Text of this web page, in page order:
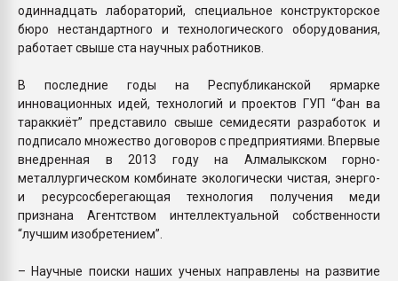
одиннадцать лабораторий, специальное конструкторское
бюро нестандартного и технологического оборудования,
работает свыше ста научных работников.
В последние годы на Республиканской ярмарке
инновационных идей, технологий и проектов ГУП “Фан ва
тараккиёт” представило свыше семидесяти разработок и
подписало множество договоров с предприятиями. Впервые
внедренная в 2013 году на Алмалыкском горно-
металлургическом комбинате экологически чистая, энерго-
и ресурсосберегающая технология получения меди
признана Агентством интеллектуальной собственности
“лучшим изобретением”.
– Научные поиски наших ученых направлены на развитие